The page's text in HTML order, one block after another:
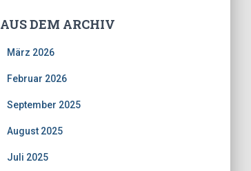
AUS DEM ARCHIV
März 2026
Februar 2026
September 2025
August 2025
Juli 2025